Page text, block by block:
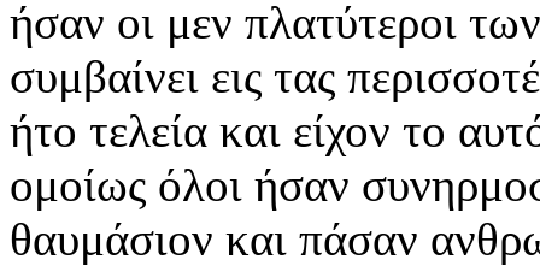
ήσαν οι μεν πλατύτεροι
συμβαίνει εις τας
ήτο τελεία και είχον το
ομοίως όλοι ήσαν
θαυμάσιον και πάσαν